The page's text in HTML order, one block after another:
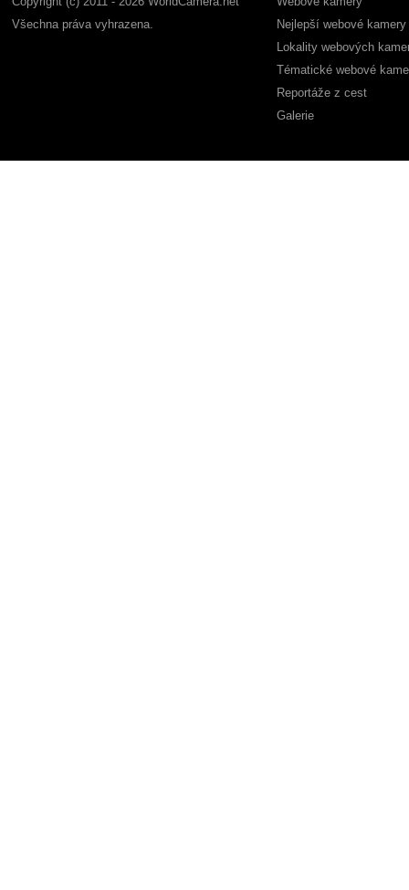
Všechna práva vyhrazena.
Nejlepší webové kamery
Lokality webových
Tématické webové
Reportáže z cest
Galerie